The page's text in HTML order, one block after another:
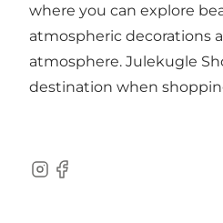
where you can explore
atmospheric decorations
atmosphere. Julekugle
destination when
Instagram
Facebook